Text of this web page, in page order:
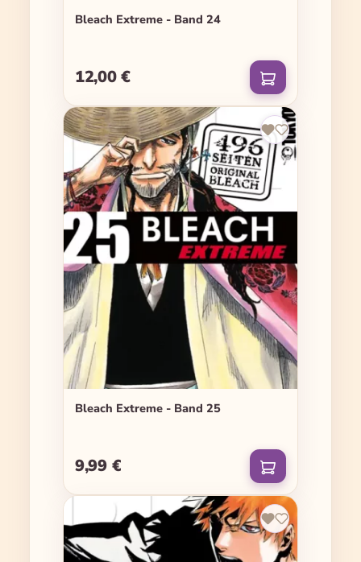
Bleach Extreme - Band 24
Regulärer Preis:
12,00 €
Bleach Extreme - Band 25
Regulärer Preis:
9,99 €